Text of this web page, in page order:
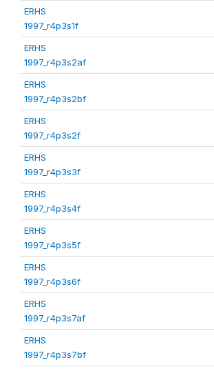
ERHS
1997_r4p3s1f
ERHS
1997_r4p3s2af
ERHS
1997_r4p3s2bf
ERHS
1997_r4p3s2f
ERHS
1997_r4p3s3f
ERHS
1997_r4p3s4f
ERHS
1997_r4p3s5f
ERHS
1997_r4p3s6f
ERHS
1997_r4p3s7af
ERHS
1997_r4p3s7bf